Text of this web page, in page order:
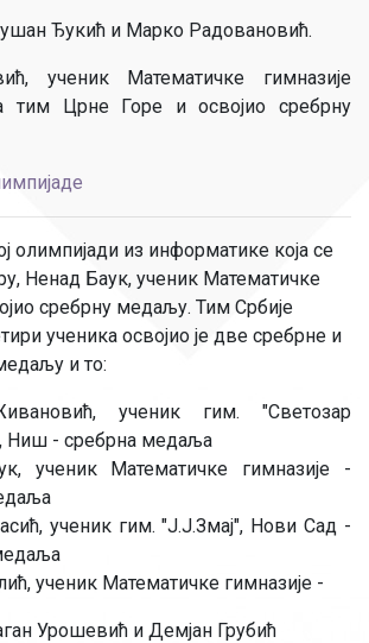
Ђукић и Марко Радовановић.
ученик Математичке гимназије
тим Црне Горе и освојио сребрну
олимпијади из информатике која се
Ненад Баук, ученик Математичке
сребрну медаљу. Тим Србије
ученика освојио је две сребрне и
и то:
ученик гим. "Светозар
Ниш - сребрна медаља
ученик Математичке гимназије -
ученик гим. "Ј.Ј.Змај", Нови Сад -
ученик Математичке гимназије -
Урошевић и Демјан Грубић